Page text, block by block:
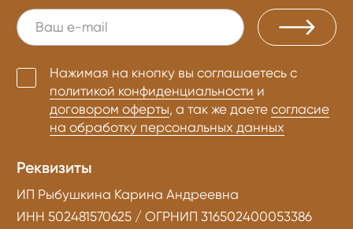
Нажимая на кнопку вы соглашаетесь с
политикой конфиденциальности и
договором оферты, а так же даетесогласие
на обработку персональных данных
Реквизиты
ИП Рыбушкина Карина Андреевна
ИНН 502481570625 / ОГРНИП 316502400053386